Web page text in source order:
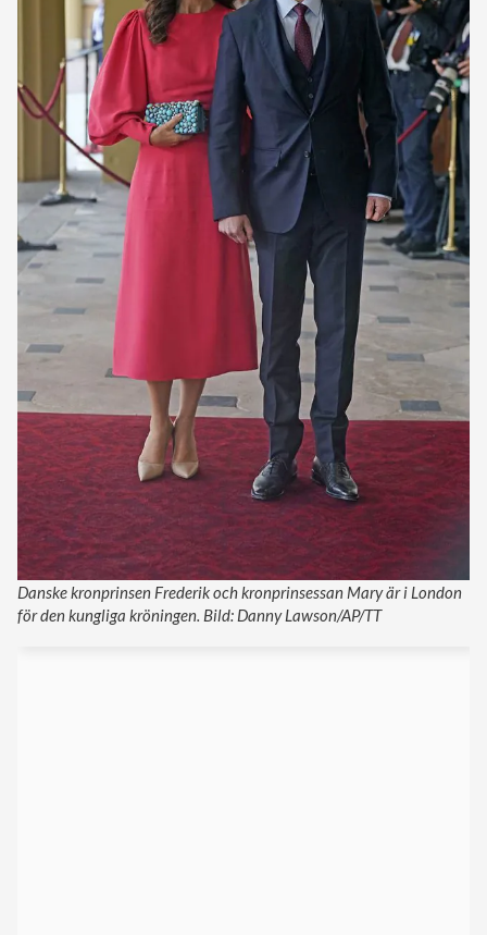
Danske kronprinsen Frederik och kronprinsessan Mary är i London
för den kungliga kröningen. Bild: Danny Lawson/AP/TT